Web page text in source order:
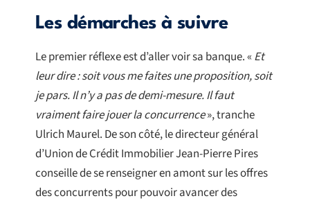
Les démarches à suivre
Le premier réflexe est d’aller voir sa banque. «Et
leur dire : soit vous me faites une proposition, soit
je pars. Il n’y a pas de demi-mesure. Il faut
vraiment faire jouer la concurrence», tranche
Ulrich Maurel. De son côté, le directeur général
d’Union de Crédit Immobilier Jean-Pierre Pires
conseille de se renseigner en amont sur les offres
des concurrents pour pouvoir avancer des